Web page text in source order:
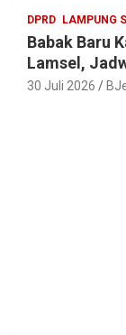
DPRD LAMPUNG
Babak Baru
Lamsel,
30 Juli 2026